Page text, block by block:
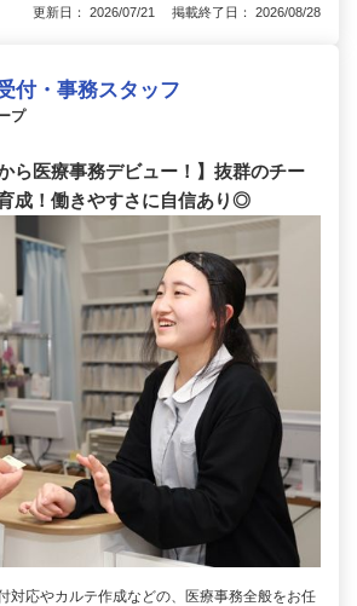
更新日： 2026/07/21 掲載終了日： 2026/08/28
付・事務スタッフ
プ
ら医療事務デビュー！】抜群のチー
成！働きやすさに自信あり◎
対応やカルテ作成などの、医療事務全般をお任